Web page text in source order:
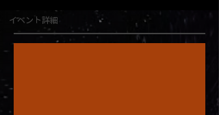
イベント詳細